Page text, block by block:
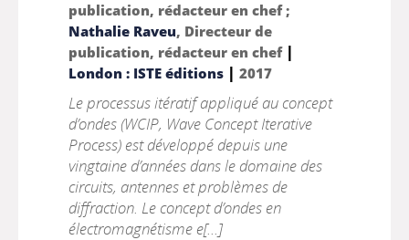
publication, rédacteur en chef ;
Nathalie Raveu, Directeur de
publication, rédacteur en chef |
London : ISTE éditions| 2017
Le processus itératif appliqué au concept
d’ondes (WCIP, Wave Concept Iterative
Process) est développé depuis une
vingtaine d’années dans le domaine des
circuits, antennes et problèmes de
diffraction. Le concept d’ondes en
électromagnétisme e[...]